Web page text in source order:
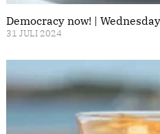
Democracy now! |
31 JULI 2024